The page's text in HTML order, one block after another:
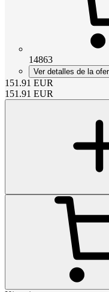
14863
Ver detalles de la
151.91 EUR
151.91 EUR